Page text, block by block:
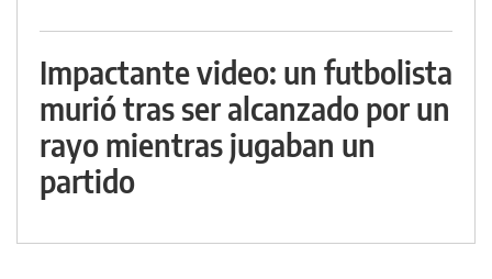
Impactante video: un futbolista
murió tras ser alcanzado por un
rayo mientras jugaban un
partido